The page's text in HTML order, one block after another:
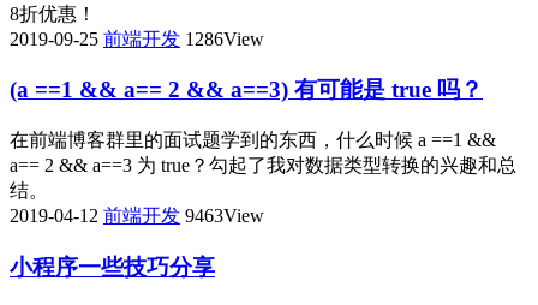
8折优惠！
2019-09-25 前端开发 1286View
(a ==1 && a== 2 && a==3) 有可能是 true 吗？
在前端博客群里的面试题学到的东西，什么时候 a ==1 &&
a== 2 && a==3 为 true？勾起了我对数据类型转换的兴趣和总
结。
2019-04-12 前端开发 9463View
小程序一些技巧分享